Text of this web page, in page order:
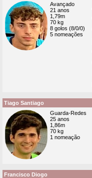
Avançado
21 anos
1,79m
70 kg
8 golos (8/0/0)
5 nomeações
Tiago Santiago
Guarda-Redes
25 anos
1,86m
70 kg
1 nomeação
Francisco Diogo